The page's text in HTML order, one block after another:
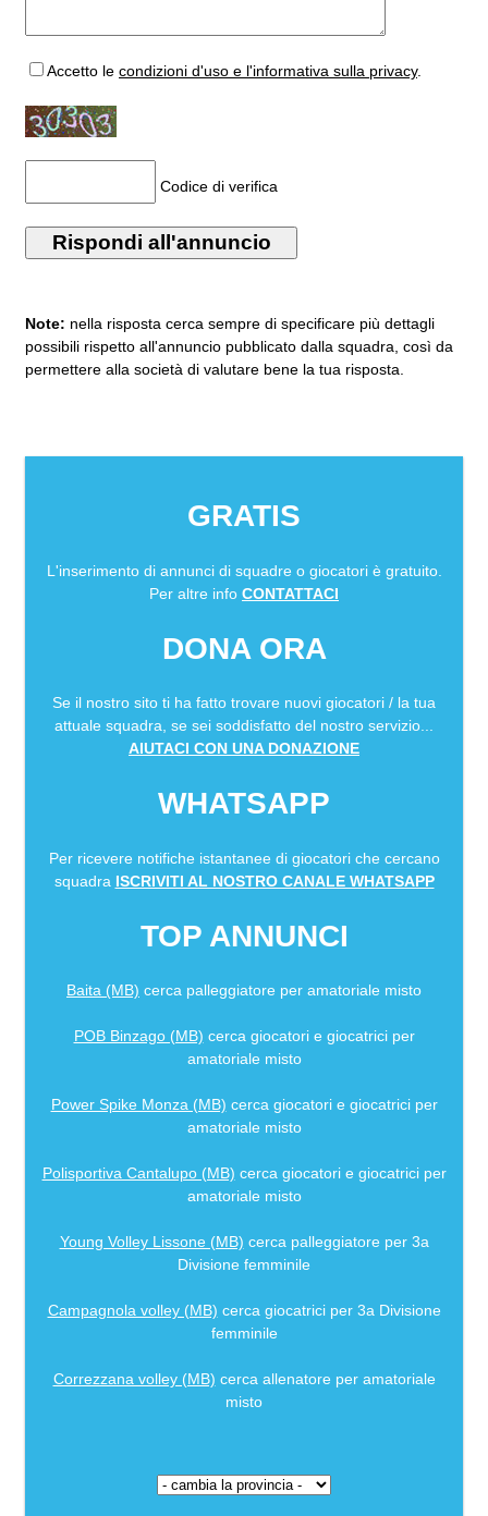
Accetto le condizioni d'uso e l'informativa sulla privacy.
Codice di verifica
Note: nella risposta cerca sempre di specificare più dettagli
possibili rispetto all'annuncio pubblicato dalla squadra, così da
permettere alla società di valutare bene la tua risposta.
GRATIS
L'inserimento di annunci di squadre o giocatori è gratuito.
Per altre info CONTATTACI
DONA ORA
Se il nostro sito ti ha fatto trovare nuovi giocatori / la tua
attuale squadra, se sei soddisfatto del nostro servizio...
AIUTACI CON UNA DONAZIONE
WHATSAPP
Per ricevere notifiche istantanee di giocatori che cercano
squadra ISCRIVITI AL NOSTRO CANALE WHATSAPP
TOP ANNUNCI
Baita (MB) cerca palleggiatore per amatoriale misto
POB Binzago (MB) cerca giocatori e giocatrici per
amatoriale misto
Power Spike Monza (MB) cerca giocatori e giocatrici per
amatoriale misto
Polisportiva Cantalupo (MB) cerca giocatori e giocatrici per
amatoriale misto
Young Volley Lissone (MB) cerca palleggiatore per 3a
Divisione femminile
Campagnola volley (MB) cerca giocatrici per 3a Divisione
femminile
Correzzana volley (MB) cerca allenatore per amatoriale
misto